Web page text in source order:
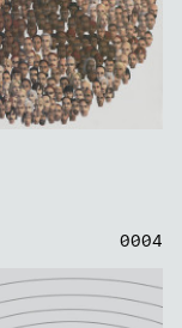
0004